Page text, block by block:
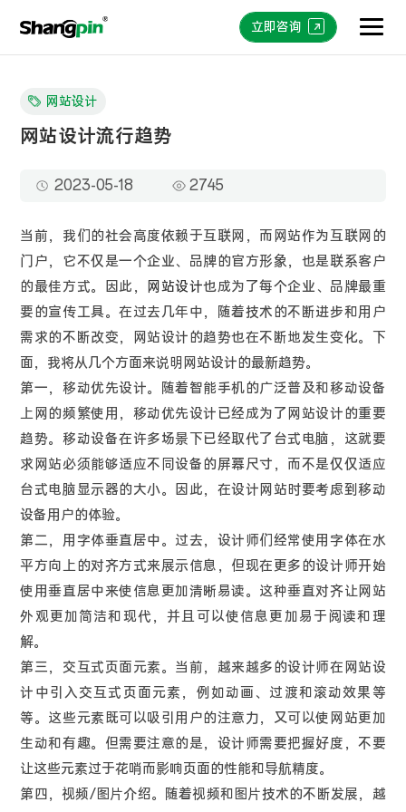
立即咨询
网站设计
网站设计流行趋势
2023-05-18 2745
当前，我们的社会高度依赖于互联网，而网站作为互联网的
门户，它不仅是一个企业、品牌的官方形象，也是联系客户
的最佳方式。因此，
网站设计也成为了每个企业、品牌最重
要的宣传工具。在过去几年中，随着技术的不断进步和用户
需求的不断改变，网站设计的趋势也在不断地发生变化。下
面，我将从几个方面来说明网站设计的最新趋势。
第一，移动优先设计。随着智能手机的广泛普及和移动设备
上网的频繁使用，移动优先设计已经成为了网站设计的重要
趋势。移动设备在许多场景下已经取代了台式电脑，这就要
求网站必须能够适应不同设备的屏幕尺寸，而不是仅仅适应
台式电脑显示器的大小。因此，在设计网站时要考虑到移动
设备用户的体验。
第二，用字体垂直居中。过去，设计师们经常使用字体在水
平方向上的对齐方式来展示信息，但现在更多的设计师开始
使用垂直居中来使信息更加清晰易读。这种垂直对齐让网站
外观更加简洁和现代，并且可以使信息更加易于阅读和理
解。
第三，交互式页面元素。当前，越来越多的设计师在网站设
计中引入交互式页面元素，例如动画、过渡和滚动效果等
等。这些元素既可以吸引用户的注意力，又可以使网站更加
生动和有趣。但需要注意的是，设计师需要把握好度，不要
让这些元素过于花哨而影响页面的性能和导航精度。
第四，视频/图片介绍。随着视频和图片技术的不断发展，越